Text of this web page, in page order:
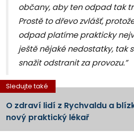
občany, aby ten odpad tak
Prostě to dřevo zvlášť,
odpad platíme prakticky
ještě nějaké nedostatky, tak
snažit odstranit za provozu.”
Sledujte také
O zdraví lidí z Rychvaldu a
nový praktický lékař